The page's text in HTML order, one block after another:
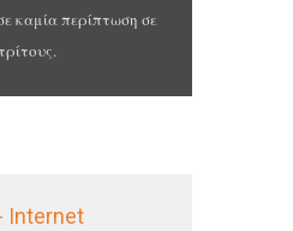
καμία περίπτωση σε
Internet